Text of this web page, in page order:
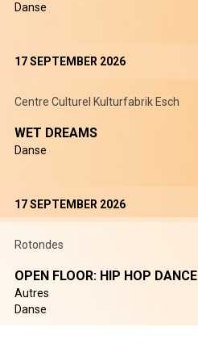
Danse
17 SEPTEMBER 2026
Centre Culturel Kulturfabrik Esch
WET DREAMS
Danse
17 SEPTEMBER 2026
Rotondes
OPEN FLOOR: HIP HOP DANCE
Autres
Danse